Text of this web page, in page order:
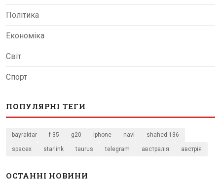
Політика
Економіка
Світ
Спорт
ПОПУЛЯРНІ ТЕГИ
bayraktar f-35 g20 iphone navi shahed-136
spacex starlink taurus telegram австралія австрія
ОСТАННІ НОВИНИ